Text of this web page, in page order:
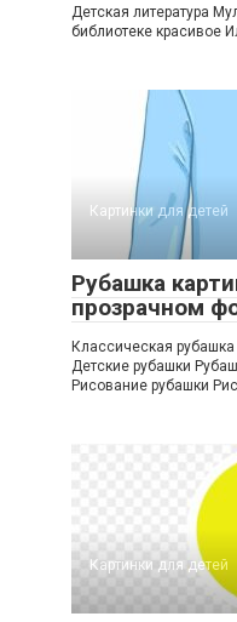
Детская литература
библиотеке красивое
Картинки для детей
Рубашка
прозрачном
Классическая
Детские рубашки
Рисование рубашки
Картинки для детей